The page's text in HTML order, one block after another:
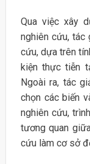
Qua việc xây
nghiên cứu, tác
cứu, dựa trên
kiện thực tiễn
Ngoài ra, tác
chọn các biến
nghiên cứu,
tương quan
cứu làm cơ sở